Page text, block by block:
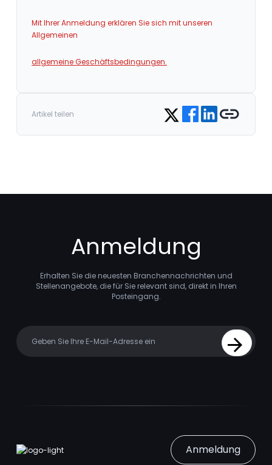
Mit Ihrer Anmeldung erklären Sie sich mit unseren
Allgemeinen
allgemeine Geschäftsbedingungen.
Artikel teilen Share on Twitter
Share on Facebook
Share on LinkedIn
Copy link
Anmeldung
Erhalten Sie die neuesten Branchennachrichten und
Stellenangebote, die für Sie relevant sind, direkt in Ihren
Posteingang.
Sign Up
Anmeldung